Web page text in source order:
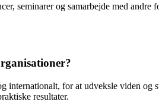
seminarer og samarbejde med
for at udveksle viden og
resultater.